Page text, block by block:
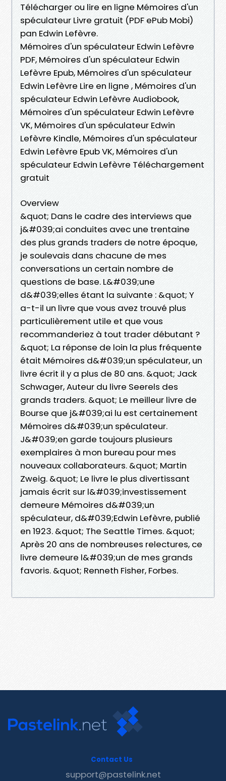
Télécharger ou lire en ligne Mémoires d'un
spéculateur Livre gratuit (PDF ePub Mobi)
pan Edwin Lefèvre.
Mémoires d'un spéculateur Edwin Lefèvre
PDF, Mémoires d'un spéculateur Edwin
Lefèvre Epub, Mémoires d'un spéculateur
Edwin Lefèvre Lire en ligne , Mémoires d'un
spéculateur Edwin Lefèvre Audiobook,
Mémoires d'un spéculateur Edwin Lefèvre
VK, Mémoires d'un spéculateur Edwin
Lefèvre Kindle, Mémoires d'un spéculateur
Edwin Lefèvre Epub VK, Mémoires d'un
spéculateur Edwin Lefèvre Téléchargement
gratuit
Overview
&quot; Dans le cadre des interviews que
j&#039;ai conduites avec une trentaine
des plus grands traders de notre époque,
je soulevais dans chacune de mes
conversations un certain nombre de
questions de base. L&#039;une
d&#039;elles étant la suivante : &quot; Y
a-t-il un livre que vous avez trouvé plus
particulièrement utile et que vous
recommanderiez à tout trader débutant ?
&quot; La réponse de loin la plus fréquente
était Mémoires d&#039;un spéculateur, un
livre écrit il y a plus de 80 ans. &quot; Jack
Schwager, Auteur du livre Seerels des
grands traders. &quot; Le meilleur livre de
Bourse que j&#039;ai lu est certainement
Mémoires d&#039;un spéculateur.
J&#039;en garde toujours plusieurs
exemplaires à mon bureau pour mes
nouveaux collaborateurs. &quot; Martin
Zweig. &quot; Le livre le plus divertissant
jamais écrit sur l&#039;investissement
demeure Mémoires d&#039;un
spéculateur, d&#039;Edwin Lefèvre, publié
en 1923. &quot; The Seattle Times. &quot;
Après 20 ans de nombreuses relectures, ce
livre demeure l&#039;un de mes grands
favoris. &quot; Renneth Fisher, Forbes.
Contact Us
support@pastelink.net